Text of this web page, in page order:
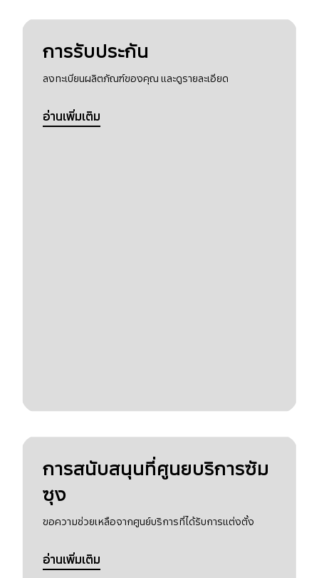
การรับประกัน
ลงทะเบียนผลิตภัณฑ์ของคุณ และดูรายละเอียด
อ่านเพิ่มเติม
การสนับสนุนที่ศูนยบริการซัม
ซุง
ขอความช่วยเหลือจากศูนย์บริการที่ได้รับการแต่งตั้ง
อ่านเพิ่มเติม